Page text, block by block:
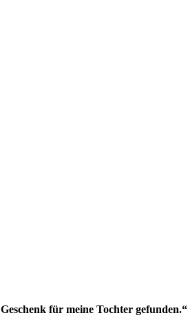
für meine Tochter gefunden.“